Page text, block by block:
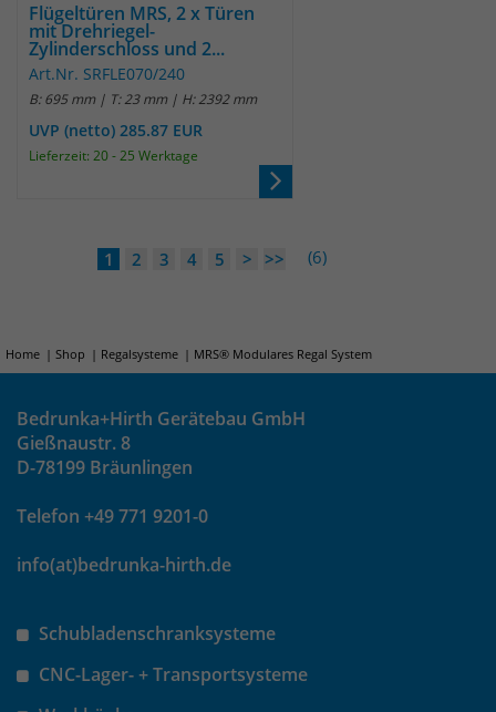
Flügeltüren MRS, 2 x Türen
mit Drehriegel-
Zylinderschloss und 2...
Art.Nr. SRFLE070/240
B: 695 mm | T: 23 mm | H: 2392 mm
UVP (netto) 285.87 EUR
Lieferzeit: 20 - 25 Werktage
1 2 3 4 5 > >> (6)
Home Shop Regalsysteme MRS® Modulares Regal System
Bedrunka+Hirth Gerätebau GmbH
Gießnaustr. 8
D-78199 Bräunlingen
Telefon +49 771 9201-0
info(at)bedrunka-hirth.de
Schubladenschranksysteme
CNC-Lager- + Transportsysteme